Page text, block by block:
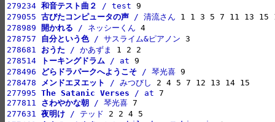
279234 和音テスト曲２ / test
279055 古びたコンピュータの声 / 清流さん
278989
開かれる / ネッシーくん
278757 自分という色 / サスライム&ピアノン
278681 おうた / かあずま
278514
トーキングドラム / at
278496
どらドラパークへようこそ / 琴光喜
278478
メンドエヌエット / みつびし
277995 The Satanic Verses / at
277811 さわやかな朝 / 琴光喜
277631 夜明け / テッド